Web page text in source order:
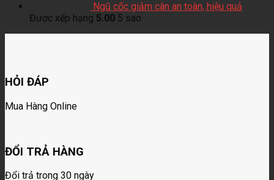
Ngũ cốc giảm cân an toàn, hiệu quả
Được xếp hạng 5.00 5 sao
HỎI ĐÁP
Mua Hàng Online
ĐỔI TRẢ HÀNG
Đổi trả trong 30 ngày